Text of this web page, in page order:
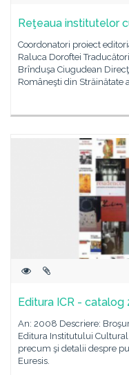
Reţeaua institutelor
Coordonatori proiect
Raluca Doroftei
Brînduşa Ciugudean
Româneşti din Străinătate
Editura ICR - catalog
An: 2008 Descriere:
Editura Institutului
precum şi detalii despre
Euresis.